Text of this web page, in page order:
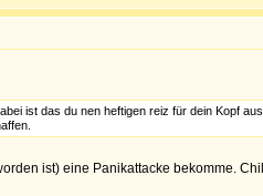
ist das du nen heftigen reiz für dein Kopf
ist) eine Panikattacke bekomme.